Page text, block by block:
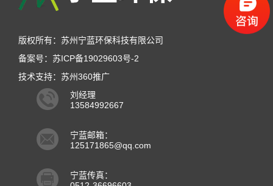
版权所有：苏州宁蓝环保科技有限公司
备案号：苏ICP备19029603号-2
技术支持： 苏州360推广
刘经理
13584992667
宁蓝邮箱：
125171865@qq.com
宁蓝传真：